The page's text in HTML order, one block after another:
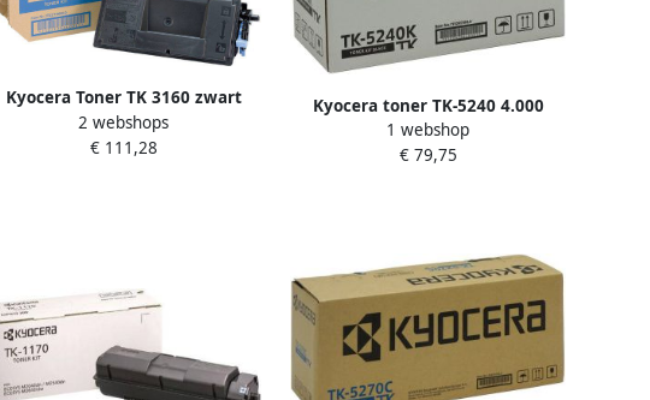
Kyocera Toner TK 3160 zwart
2 webshops
€ 111,28
Kyocera toner TK-5240 4.000
pagina&apos;s OEM 1T02R70NL0
zwart
1 webshop
€ 79,75